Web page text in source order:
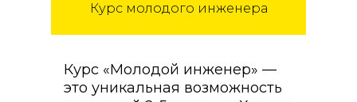
Курс «Молодой инженер» —
это уникальная возможность
Курс молодого инженера